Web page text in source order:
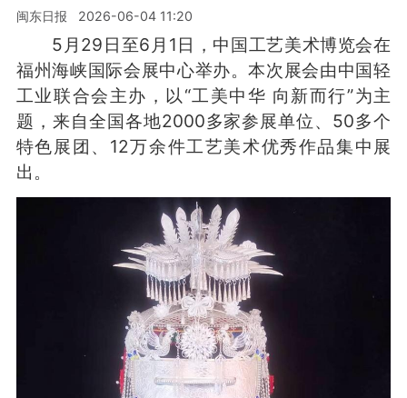
闽东日报 2026-06-04 11:20
5月29日至6月1日，中国工艺美术博览会在
福州海峡国际会展中心举办。本次展会由中国轻
工业联合会主办，以“工美中华 向新而行”为主
题，来自全国各地2000多家参展单位、50多个
特色展团、12万余件工艺美术优秀作品集中展
出。